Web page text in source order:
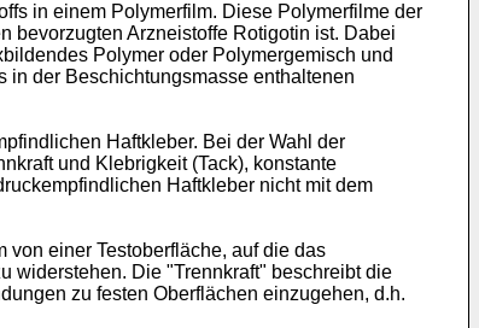
in einem Polymerfilm. Diese Polymerfilme der
bevorzugten Arzneistoffe Rotigotin ist. Dabei
Polymer oder Polymergemisch und
in der Beschichtungsmasse enthaltenen
Haftkleber. Bei der Wahl der
und Klebrigkeit (Tack), konstante
Haftkleber nicht mit dem
von einer Testoberfläche, auf die das
widerstehen. Die "Trennkraft" beschreibt die
zu festen Oberflächen einzugehen, d.h.